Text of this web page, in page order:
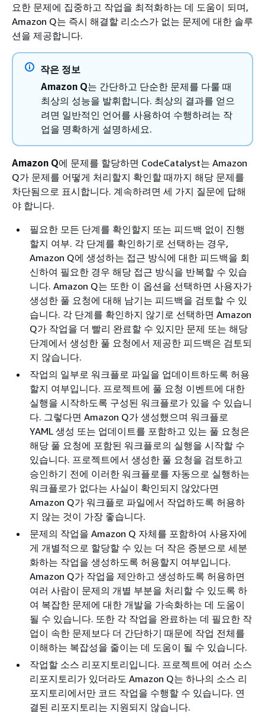
요한 문제에 집중하고 작업을 최적화하는 데 도움이 되며,
Amazon Q는 즉시 해결할 리소스가 없는 문제에 대한 솔루
션을 제공합니다.
작은 정보
Amazon Q는 간단하고 단순한 문제를 다룰 때
최상의 성능을 발휘합니다. 최상의 결과를 얻으
려면 일반적인 언어를 사용하여 수행하려는 작
업을 명확하게 설명하세요.
Amazon Q에 문제를 할당하면 CodeCatalyst는 Amazon
Q가 문제를 어떻게 처리할지 확인할 때까지 해당 문제를
차단됨으로 표시합니다. 계속하려면 세 가지 질문에 답해
야 합니다.
필요한 모든 단계를 확인할지 또는 피드백 없이 진행
할지 여부. 각 단계를 확인하기로 선택하는 경우,
Amazon Q에 생성하는 접근 방식에 대한 피드백을 회
신하여 필요한 경우 해당 접근 방식을 반복할 수 있습
니다. Amazon Q는 또한 이 옵션을 선택하면 사용자가
생성한 풀 요청에 대해 남기는 피드백을 검토할 수 있
습니다. 각 단계를 확인하지 않기로 선택하면 Amazon
Q가 작업을 더 빨리 완료할 수 있지만 문제 또는 해당
단계에서 생성한 풀 요청에서 제공한 피드백은 검토되
지 않습니다.
작업의 일부로 워크플로 파일을 업데이트하도록 허용
할지 여부입니다. 프로젝트에 풀 요청 이벤트에 대한
실행을 시작하도록 구성된 워크플로가 있을 수 있습니
다. 그렇다면 Amazon Q가 생성했으며 워크플로
YAML 생성 또는 업데이트를 포함하고 있는 풀 요청은
해당 풀 요청에 포함된 워크플로의 실행을 시작할 수
있습니다. 프로젝트에서 생성한 풀 요청을 검토하고
승인하기 전에 이러한 워크플로를 자동으로 실행하는
워크플로가 없다는 사실이 확인되지 않았다면
Amazon Q가 워크플로 파일에서 작업하도록 허용하
지 않는 것이 가장 좋습니다.
문제의 작업을 Amazon Q 자체를 포함하여 사용자에
게 개별적으로 할당할 수 있는 더 작은 증분으로 세분
화하는 작업을 생성하도록 허용할지 여부입니다.
Amazon Q가 작업을 제안하고 생성하도록 허용하면
여러 사람이 문제의 개별 부분을 처리할 수 있도록 하
여 복잡한 문제에 대한 개발을 가속화하는 데 도움이
될 수 있습니다. 또한 각 작업을 완료하는 데 필요한 작
업이 속한 문제보다 더 간단하기 때문에 작업 전체를
이해하는 복잡성을 줄이는 데 도움이 될 수 있습니다.
작업할 소스 리포지토리입니다. 프로젝트에 여러 소스
리포지토리가 있더라도 Amazon Q는 하나의 소스 리
포지토리에서만 코드 작업을 수행할 수 있습니다. 연
결된 리포지토리는 지원되지 않습니다.